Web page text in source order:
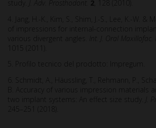
study.
2
4. Jang, H.-K., Kim, S., Shim, J.-S., Lee, K.-W. &
of impressions for internal-connection
various divergent angles.
5. Profilo tecnico del prodotto: Impregum.
6. Schmidt, A., Häussling, T., Rehmann, P.,
B. Accuracy of various impression materials
two implant systems: An effect size study.
245–251 (2018).